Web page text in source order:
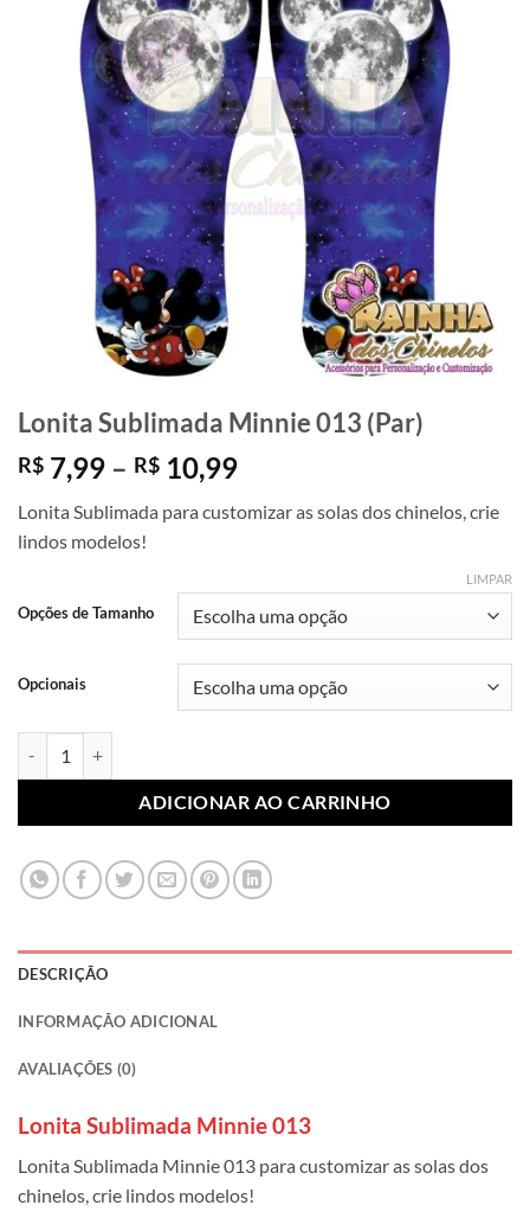
Lonita Sublimada Minnie 013 (Par)
R$ 7,99 – R$ 10,99Faixa
preço:
R$ 10,99
Lonita Sublimada para customizar as solas dos chinelos, crie
lindos modelos!
Opções de Tamanho
Opcionais
LIMPAR
ADICIONAR AO CARRINHO
DESCRIÇÃO
INFORMAÇÃO ADICIONAL
AVALIAÇÕES (0)
Lonita Sublimada Minnie 013
Lonita Sublimada Minnie 013 para customizar as solas dos
chinelos, crie lindos modelos!